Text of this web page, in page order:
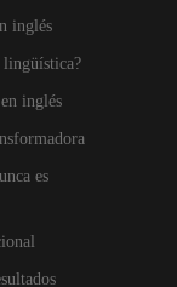
inglés
lingüística?
inglés
es